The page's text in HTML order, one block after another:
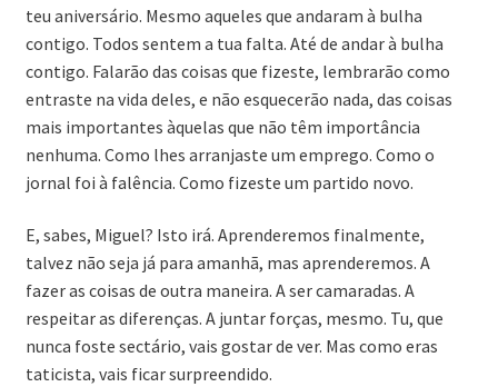
teu aniversário. Mesmo aqueles que andaram à bulha
contigo. Todos sentem a tua falta. Até de andar à bulha
contigo. Falarão das coisas que fizeste, lembrarão como
entraste na vida deles, e não esquecerão nada, das coisas
mais importantes àquelas que não têm importância
nenhuma. Como lhes arranjaste um emprego. Como o
jornal foi à falência. Como fizeste um partido novo.
E, sabes, Miguel? Isto irá. Aprenderemos finalmente,
talvez não seja já para amanhã, mas aprenderemos. A
fazer as coisas de outra maneira. A ser camaradas. A
respeitar as diferenças. A juntar forças, mesmo. Tu, que
nunca foste sectário, vais gostar de ver. Mas como eras
taticista, vais ficar surpreendido.